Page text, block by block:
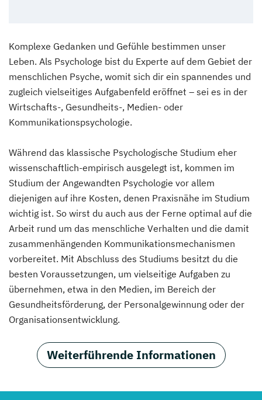
Komplexe Gedanken und Gefühle bestimmen unser
Leben. Als Psychologe bist du Experte auf dem Gebiet der
menschlichen Psyche, womit sich dir ein spannendes und
zugleich vielseitiges Aufgabenfeld eröffnet – sei es in der
Wirtschafts-, Gesundheits-, Medien- oder
Kommunikationspsychologie.
Während das klassische Psychologische Studium eher
wissenschaftlich-empirisch ausgelegt ist, kommen im
Studium der Angewandten Psychologie vor allem
diejenigen auf ihre Kosten, denen Praxisnähe im Studium
wichtig ist. So wirst du auch aus der Ferne optimal auf die
Arbeit rund um das menschliche Verhalten und die damit
zusammenhängenden Kommunikationsmechanismen
vorbereitet. Mit Abschluss des Studiums besitzt du die
besten Voraussetzungen, um vielseitige Aufgaben zu
übernehmen, etwa in den Medien, im Bereich der
Gesundheitsförderung, der Personalgewinnung oder der
Organisationsentwicklung.
Weiterführende Informationen